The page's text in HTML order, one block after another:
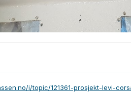
i/topic/121361-prosjekt-levi-